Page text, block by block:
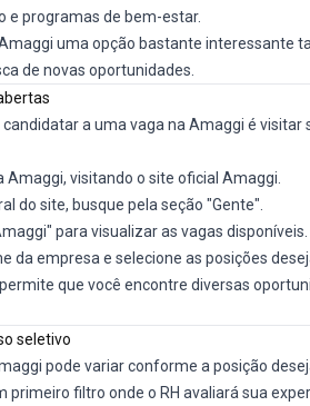
e programas de bem-estar.
uma opção bastante interessante
de novas oportunidades.
a uma vaga na Amaggi é
Amaggi, visitando o site oficial Amaggi
do site, busque pela seção "Gente".
para visualizar as vagas disponíveis.
da empresa e selecione as posições
que você encontre diversas
seletivo
pode variar conforme a posição
primeiro filtro onde o RH avaliará sua